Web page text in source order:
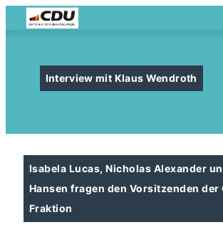
Interview mit Klaus Wendroth
Isabela Lucas, Nicholas Alexander
Hansen fragen den Vorsitzenden der
Fraktion